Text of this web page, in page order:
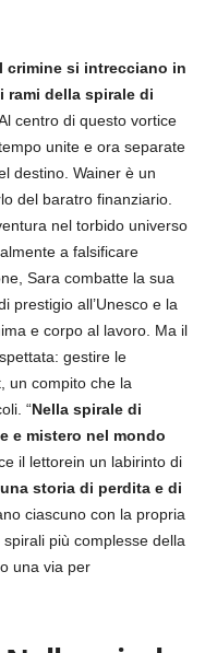
crimine si intrecciano in
rami della spirale di
Al centro di questo vortice
unite e ora separate
destino. Wainer è un
del baratro finanziario.
nel torbido universo
a falsificare
Sara combatte la sua
prestigio all’Unesco e la
e corpo al lavoro. Ma il
gestire le
un compito che la
“Nella spirale di
e mistero nel mondo
il lettorein un labirinto di
storia di perdita e di
ciascuno con la propria
più complesse della
una via per